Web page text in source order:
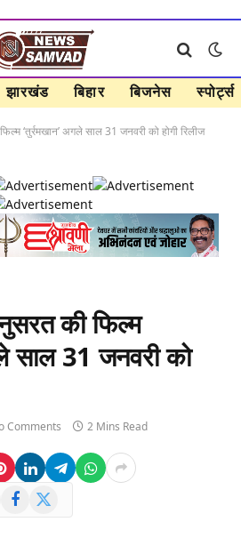
झारखंड बिहार बिजनेस स्पोर्ट्स
‘तुर्रमखान’ अगले साल 31 जनवरी को होगी रिलीज
की फिल्म
साल 31 जनवरी को
Comments 2 Mins Read
Facebook